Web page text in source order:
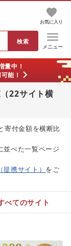
お気に入り
メニュー
量中！
能！
22サイト横
寄付金額を横断比
並べた一覧ページ
携サイト） をご